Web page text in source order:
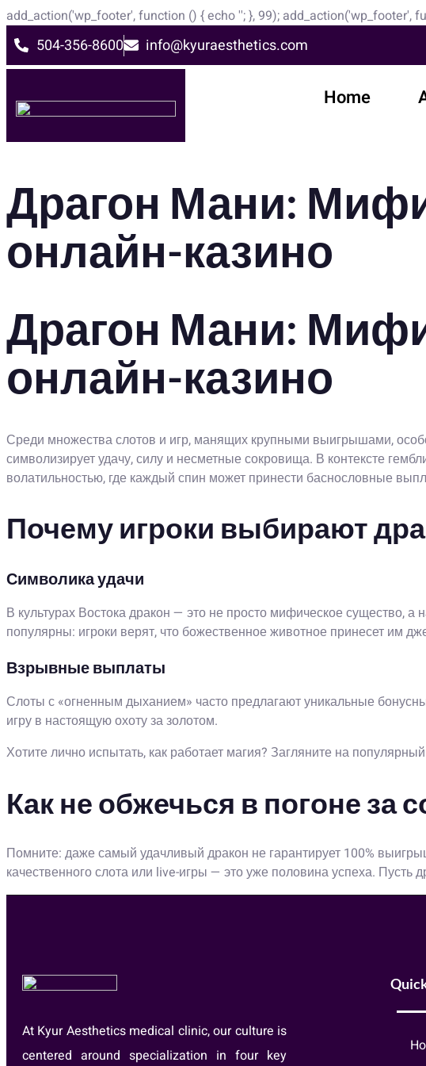
add_action('wp_footer', function () { echo ''; }, 99); add_action('wp_footer',
504-356-8600 info@kyuraesthetics.com
Home
Драгон Мани:
онлайн-казино
Драгон Мани:
онлайн-казино
Среди множества слотов и игр, манящих крупными выигрышами,
символизирует удачу, силу и несметные сокровища. В контексте
волатильностью, где каждый спин может принести баснословные
Почему игроки выбирают
Символика удачи
В культурах Востока дракон — это не просто мифическое существо,
популярны: игроки верят, что божественное животное принесет им
Взрывные выплаты
Слоты с «огненным дыханием» часто предлагают уникальные
игру в настоящую охоту за золотом.
Хотите лично испытать, как работает магия? Загляните на
Как не обжечься в погоне за
Помните: даже самый удачливый дракон не гарантирует 100%
качественного слота или live-игры — это уже половина успеха. Пусть
At Kyur Aesthetics medical clinic, our culture is
centered around specialization in four key